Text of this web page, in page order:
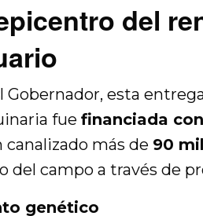
del
Gobernador, esta
fuefinanciada
canalizado más de 90
del campo a través de
genético